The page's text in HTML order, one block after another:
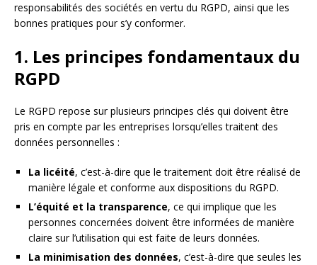
responsabilités des sociétés en vertu du RGPD, ainsi que les
bonnes pratiques pour s’y conformer.
1. Les principes fondamentaux du
RGPD
Le RGPD repose sur plusieurs principes clés qui doivent être
pris en compte par les entreprises lorsqu’elles traitent des
données personnelles :
La licéité, c’est-à-dire que le traitement doit être réalisé de
manière légale et conforme aux dispositions du RGPD.
L’équité et la transparence, ce qui implique que les
personnes concernées doivent être informées de manière
claire sur l’utilisation qui est faite de leurs données.
La minimisation des données, c’est-à-dire que seules les